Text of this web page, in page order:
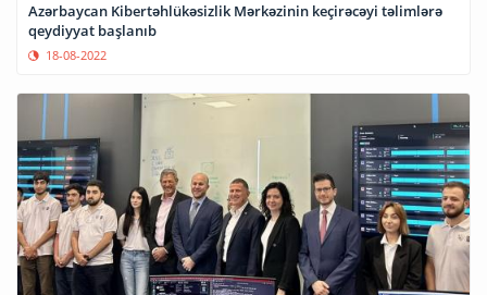
Azərbaycan Kibertəhlükəsizlik Mərkəzinin keçirəcəyi təlimlərə
qeydiyyat başlanıb
18-08-2022